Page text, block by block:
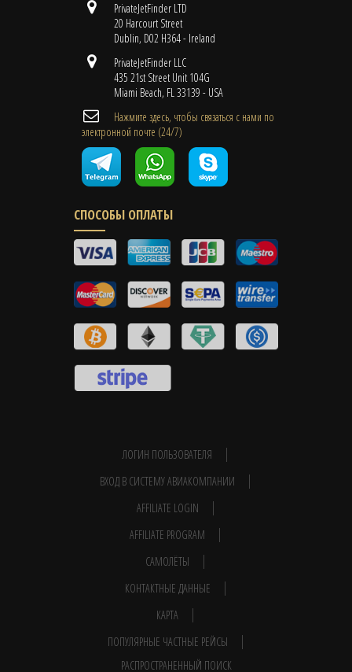
PrivateJetFinder LTD
20 Harcourt Street
Dublin, D02 H364 - Ireland
PrivateJetFinder LLC
435 21st Street Unit 104G
Miami Beach, FL 33139 - USA
Нажмите здесь, чтобы связаться с нами по
электронной почте (24/7)
СПОСОБЫ ОПЛАТЫ
ЛОГИН ПОЛЬЗОВАТЕЛЯ
ВХОД В СИСТЕМУ АВИАКОМПАНИИ
AFFILIATE LOGIN
AFFILIATE PROGRAM
САМОЛЁТЫ
КОНТАКТНЫЕ ДАННЫЕ
КАРТА
ПОПУЛЯРНЫЕ ЧАСТНЫЕ РЕЙСЫ
РАСПРОСТРАНЕННЫЙ ПОИСК